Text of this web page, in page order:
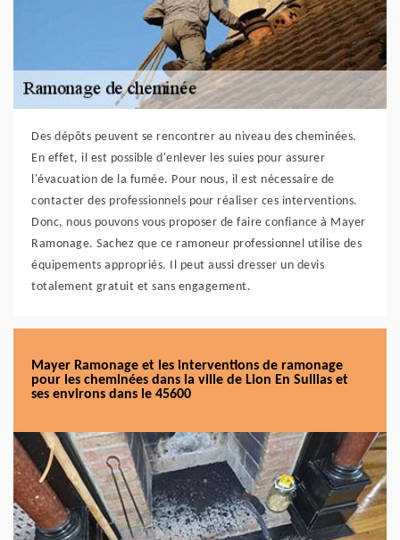
Des dépôts peuvent se rencontrer au niveau des cheminées.
En effet, il est possible d'enlever les suies pour assurer
l'évacuation de la fumée. Pour nous, il est nécessaire de
contacter des professionnels pour réaliser ces interventions.
Donc, nous pouvons vous proposer de faire confiance à Mayer
Ramonage. Sachez que ce ramoneur professionnel utilise des
équipements appropriés. Il peut aussi dresser un devis
totalement gratuit et sans engagement.
Mayer Ramonage et les interventions de ramonage
pour les cheminées dans la ville de Lion En Sullias et
ses environs dans le 45600